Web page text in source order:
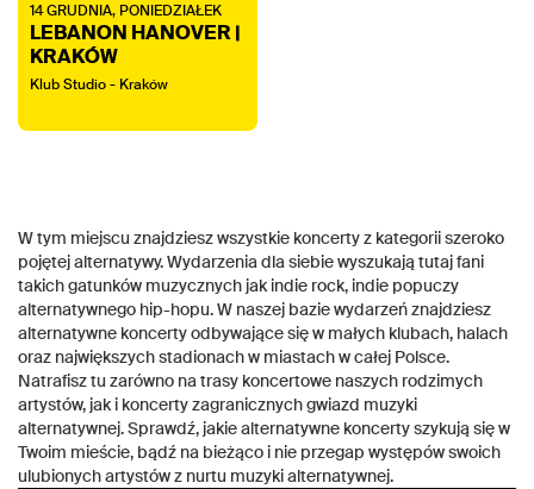
14GRUDNIA, PONIEDZIAŁEK
LEBANON HANOVER |
KRAKÓW
Klub Studio - Kraków
W tym miejscu znajdziesz wszystkie koncerty z kategorii szeroko
pojętej alternatywy. Wydarzenia dla siebie wyszukają tutaj fani
takich gatunków muzycznych jak indie rock, indie popuczy
alternatywnego hip-hopu. W naszej bazie wydarzeń znajdziesz
alternatywne koncerty odbywające się w małych klubach, halach
oraz największych stadionach w miastach w całej Polsce.
Natrafisz tu zarówno na trasy koncertowe naszych rodzimych
artystów, jak i koncerty zagranicznych gwiazd muzyki
alternatywnej. Sprawdź, jakie alternatywne koncerty szykują się w
Twoim mieście, bądź na bieżąco i nie przegap występów swoich
ulubionych artystów z nurtu muzyki alternatywnej.